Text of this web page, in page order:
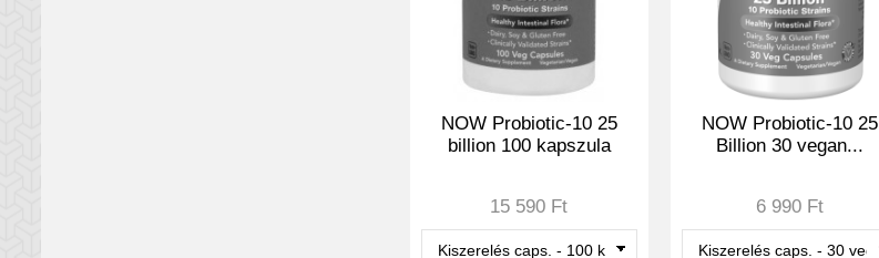
NOW Probiotic-10 25
billion 100 kapszula
15 590 Ft
NOW Probiotic-10 25
Billion 30 vegan...
6 990 Ft